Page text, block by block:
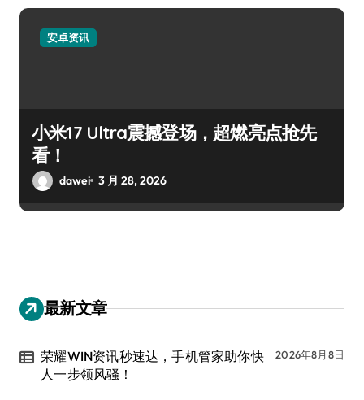
安卓资讯
小米17 Ultra震撼登场，超燃亮点抢先
看！
dawei 3 月 28, 2026
最新文章
荣耀WIN资讯秒速达，手机管家助你快
人一步领风骚！
2026年8月8日